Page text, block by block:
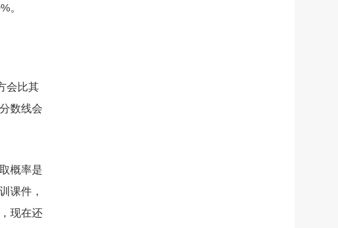
。
会比其
数线会
概率是
课件，
现在还